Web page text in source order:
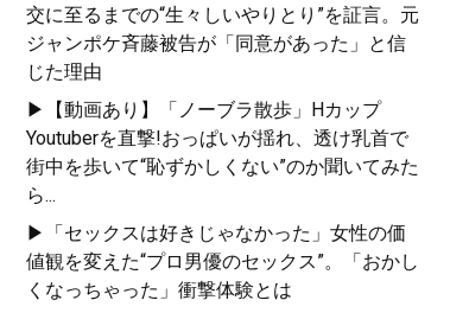
交に至るまでの“生々しいやりとり”を証言。元
ジャンポケ斉藤被告が「同意があった」と信
じた理由
▶【動画あり】「ノーブラ散歩」Hカップ
Youtuberを直撃!おっぱいが揺れ、透け乳首で
街中を歩いて“恥ずかしくない”のか聞いてみた
ら...
▶「セックスは好きじゃなかった」女性の価
値観を変えた“プロ男優のセックス”。「おかし
くなっちゃった」衝撃体験とは